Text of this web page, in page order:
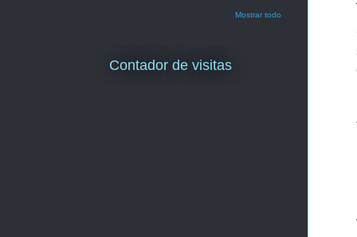
Mostrar todo
Contador de visitas